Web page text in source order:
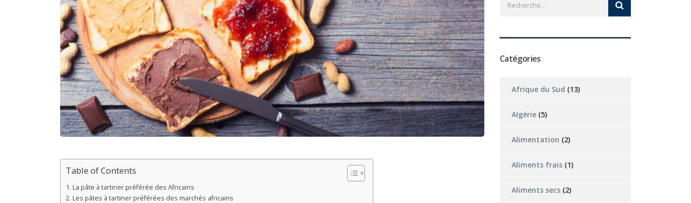
Table of Contents
La pâte à tartiner préférée des Africains
Les pâtes à tartiner préférées des marchés africains
Catégories
Afrique du Sud (13)
Algérie (5)
Alimentation (2)
Aliments frais (1)
Aliments secs (2)